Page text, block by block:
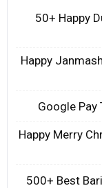
50+ Happy
Happy
Google
Happy Merry
500+ Best